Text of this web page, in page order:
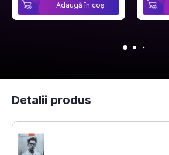
Adaugă în coș
Detalii produs